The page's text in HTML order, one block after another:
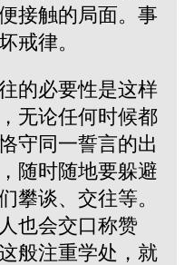
接触的局面。事
戒律。
的必要性是这样
无论任何时候都
守同一誓言的出
随时随地要躲避
攀谈、交往等。
也会交口称赞
般注重学处，就